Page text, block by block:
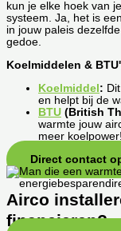
kun je elke hoek van
systeem. Ja, het is
in jouw paleis
gedoe.
Koelmiddelen &
Koelmiddel :
en helpt bij de
BTU (British
warmte jouw
meer koelpower!
Direct contact
Airco
financieren?